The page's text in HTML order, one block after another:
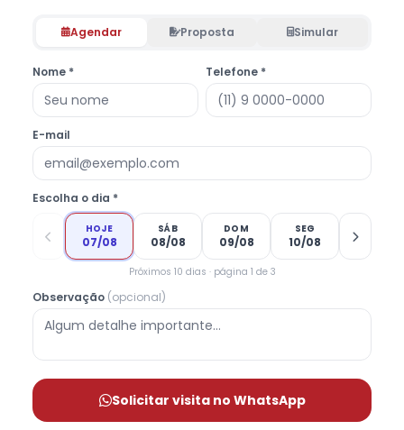
Agendar Proposta Simular
Nome * Telefone *
E-mail
Escolha o dia *
HOJE
07/08
SÁB
08/08
DOM
09/08
SEG
10/08
Próximos 10 dias · página 1 de 3
Observação (opcional)
Solicitar visita no WhatsApp